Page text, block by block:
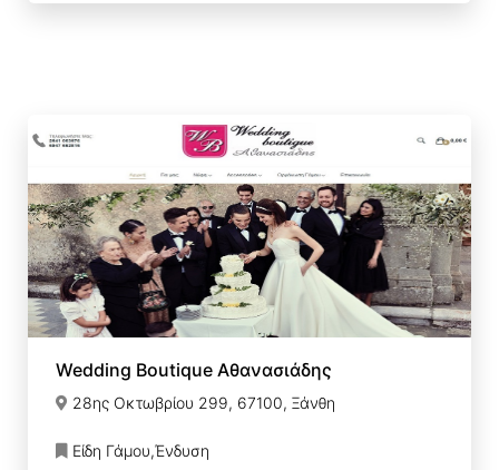
Wedding Boutique Αθανασιάδης
28ης Οκτωβρίου 299, 67100, Ξάνθη
Είδη Γάμου,Ένδυση